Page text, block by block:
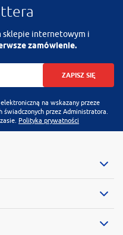
sklepie internetowym i
zamówienie.
ZAPISZ SIĘ
na wskazany przeze
przez Administratora.
Polityka prywatności